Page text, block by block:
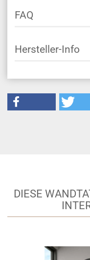
FAQ
Hersteller-Info
DIESE